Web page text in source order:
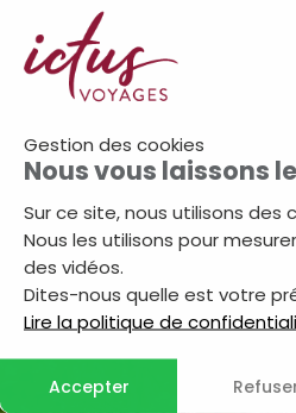
Gestion des cookies
Nous vous laissons
Sur ce site, nous utilisons des
Nous les utilisons pour
des vidéos.
Dites-nous quelle est votre
Lire la politique de
Accepter